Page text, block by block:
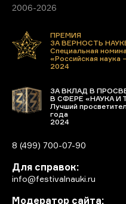
2006-2026
ПРЕМИЯ
ЗА ВЕРНОСТЬ
Специальная
«Российская наука
2024
ЗА ВКЛАД В
В СФЕРЕ «НАУКА И
Лучший
года
2024
8 (499) 700-07-90
Для справок:
info@festivalnauki.ru
Модератор сайта: